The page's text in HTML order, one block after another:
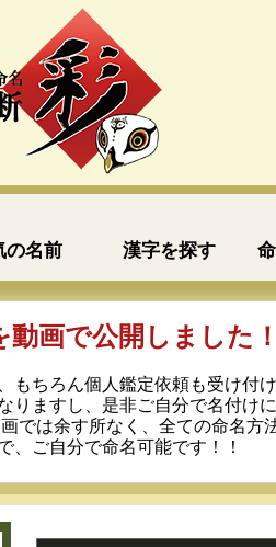
の名前 漢字を探す
画で公開しました！
もちろん個人鑑定依頼も受け付
りますし、是非ご自分で名付け
では余す所なく、全ての命名方
、ご自分で命名可能です！！